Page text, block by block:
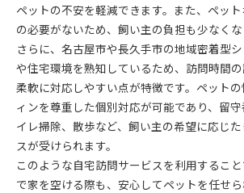
ペットの不安を軽減できます。また、ペッ
の必要がないため、飼い主の負担も少なくな
さらに、名古屋市や長久手市の地域密着型
や住宅環境を熟知しているため、訪問時間
柔軟に対応しやすい点が特徴です。ペット
ィンを尊重した個別対応が可能であり、留
イレ掃除、散歩など、飼い主の希望に応じ
スが受けられます。
このような自宅訪問サービスを利用するこ
で家を空ける際も、安心してペットを任せ